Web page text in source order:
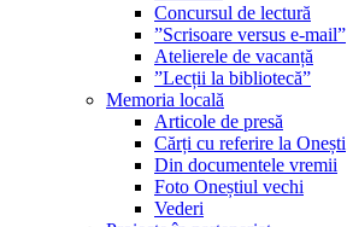
Concursul de lectură
”Scrisoare versus e-mail”
Atelierele de vacanță
”Lecții la bibliotecă”
Memoria locală
Articole de presă
Cărți cu referire la Onești
Din documentele vremii
Foto Oneștiul vechi
Vederi